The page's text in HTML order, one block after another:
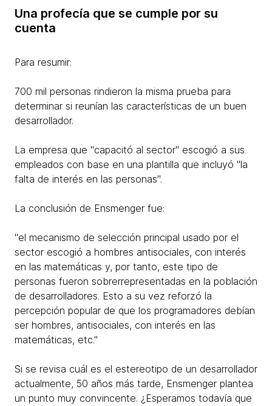
Una profecía que se cumple por su
cuenta
Para resumir:
700 mil personas rindieron la misma prueba para
determinar si reunían las características de un buen
desarrollador.
La empresa que "capacitó al sector" escogió a sus
empleados con base en una plantilla que incluyó "la
falta de interés en las personas".​
La conclusión de Ensmenger fue:
"el mecanismo de selección principal usado por el
sector escogió a hombres antisociales, con interés
en las matemáticas y, por tanto, este tipo de
personas fueron sobrerrepresentadas en la población
de desarrolladores. Esto a su vez reforzó la
percepción popular de que los programadores debían
ser hombres, antisociales, con interés en las
matemáticas, etc."
Si se revisa cuál es el estereotipo de un desarrollador
actualmente, 50 años más tarde, Ensmenger plantea
un punto muy convincente. ¿Esperamos todavía que